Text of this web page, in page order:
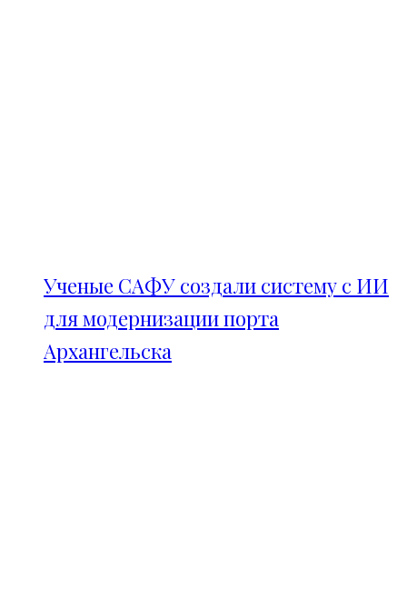
Ученые САФУ создали систему с ИИ
для модернизации порта
Архангельска